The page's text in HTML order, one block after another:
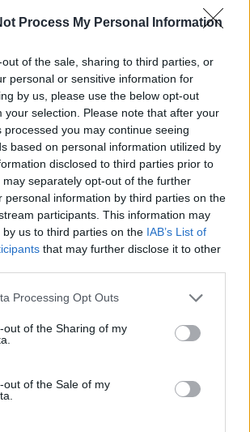
Process My Personal Information
of the sale, sharing to third parties, or
personal or sensitive information for
by us, please use the below opt-out
your selection. Please note that after your
processed you may continue seeing
based on personal information utilized by
disclosed to third parties prior to
separately opt-out of the further
personal information by third parties on the
participants. This information may
us to third parties on the IAB’s List of
that may further disclose it to other
website/app uses one or more Google
visit or usage behaviour. You may click to
to Google and its third-party tags to
below specified purposes in below Google
Processing Opt Outs
out of the Sharing of my
out of the Sale of my
το Ιράν: «Θα δούμε εάν θα τα
θα το τελειώσουμε» το μήνυμα
το Ιράν ζητά συμφωνία, ενώ οι
εντείνονται και η Μέση Ανατολή
ανάφλεξης.
Έλλη
Κομνηνού